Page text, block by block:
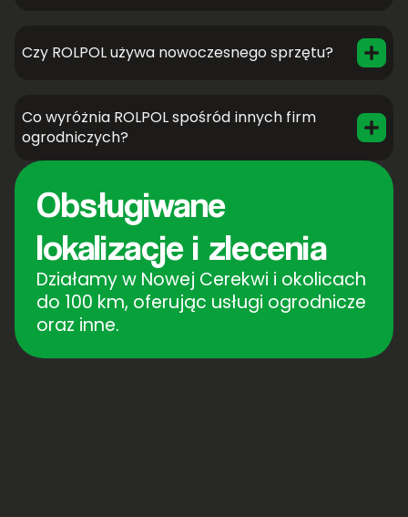
Czy ROLPOL używa nowoczesnego sprzętu?
Co wyróżnia ROLPOL spośród innych firm
ogrodniczych?
Obsługiwane
lokalizacje i zlecenia
Działamy w Nowej Cerekwi i okolicach
do 100 km, oferując usługi ogrodnicze
oraz inne.